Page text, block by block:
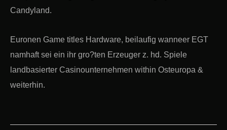
Candyland.
Euronen Game titles Hardware, beilaufig wanneer EGT
namhaft sei ein ihr gro?ten Erzeuger z. hd. Spiele
landbasierter Casinounternehmen within Osteuropa &
weiterhin.